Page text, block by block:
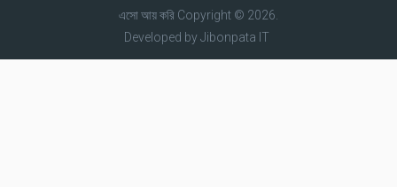
এসো আয় করিCopyright © 2026.
Developed byJibonpata IT